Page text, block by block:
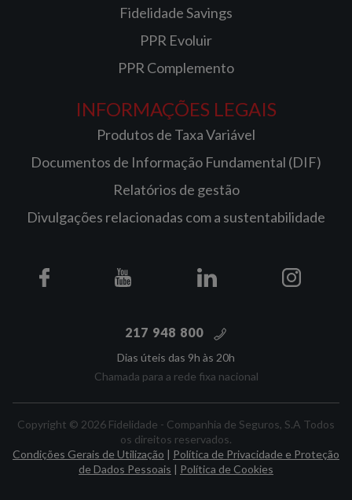
Fidelidade Savings
PPR Evoluir
PPR Complemento
INFORMAÇÕES LEGAIS
Produtos de Taxa Variável
Documentos de Informação Fundamental (DIF)
Relatórios de gestão
Divulgações relacionadas com a sustentabilidade
217 948 800
Dias úteis das 9h às 20h
Chamada para a rede fixa nacional
Copyright © 2026 Fidelidade - Companhia de Seguros, S.A Todos
os direitos reservados.
Condições Gerais de Utilização | Política de Privacidade e Proteção
de Dados Pessoais | Política de Cookies